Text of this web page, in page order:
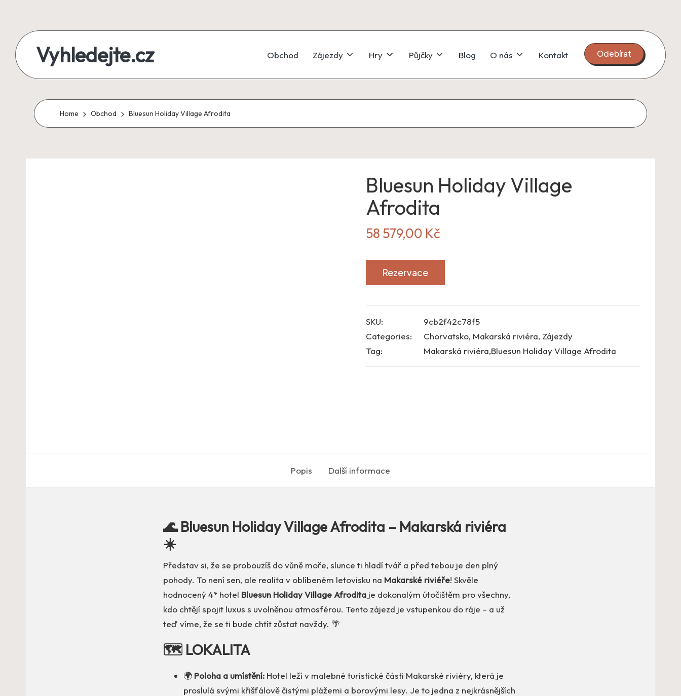
content
Vyhledejte.cz
produkty
i
Obchod Zájezdy Hry Půjčky Blog O nás Kontakt Odebírat
Home Obchod Bluesun Holiday Village Afrodita
Bluesun Holiday Village
Afrodita
58 579,00 Kč
Rezervace
SKU:
9cb2f42c78f5
Categories:
Chorvatsko, Makarská riviéra, Zájezdy
Tag:
Makarská riviéra,Bluesun Holiday Village Afrodita
Popis Další informace
🌊 Bluesun Holiday Village Afrodita – Makarská riviéra
☀️
Představ si, že se probouzíš do vůně moře, slunce ti hladí tvář a před tebou je den plný
pohody. To není sen, ale realita v oblíbeném letovisku na Makarské riviéře! Skvěle
hodnocený 4* hotel Bluesun Holiday Village Afrodita je dokonalým útočištěm pro všechny,
kdo chtějí spojit luxus s uvolněnou atmosférou. Tento zájezd je vstupenkou do ráje – a už
teď víme, že se ti bude chtít zůstat navždy. 🌴
🗺️ LOKALITA
🌍 Poloha a umístění: Hotel leží v malebné turistické části Makarské riviéry, která je
proslulá svými křišťálově čistými plážemi a borovými lesy. Je to jedna z nejkrásnějších